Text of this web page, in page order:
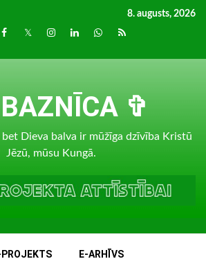
8. augusts, 2026
Facebook
TwitterInstagram
LinkedInwhatsapp
RSS
✞
bet Dieva balva ir mūžīga dzīvība Kristū
Jēzū, mūsu Kungā.
PROJEKTS E-ARHĪVS